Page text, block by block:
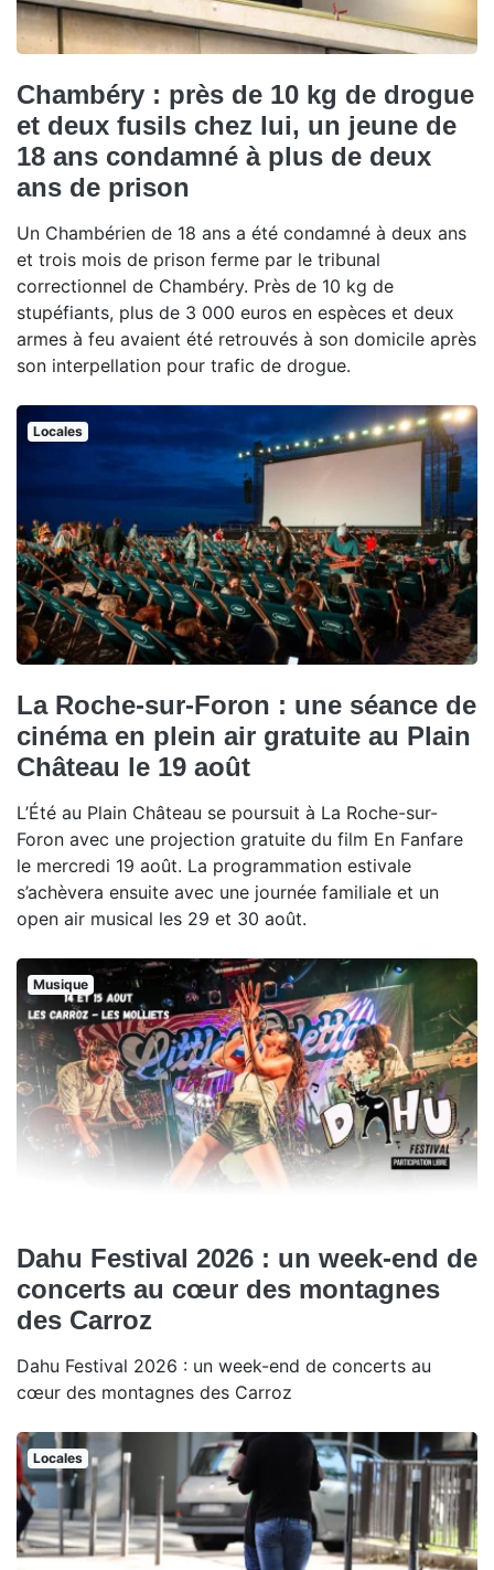
Chambéry : près de 10 kg de drogue
et deux fusils chez lui, un jeune de
18 ans condamné à plus de deux
ans de prison
Un Chambérien de 18 ans a été condamné à deux ans
et trois mois de prison ferme par le tribunal
correctionnel de Chambéry. Près de 10 kg de
stupéfiants, plus de 3 000 euros en espèces et deux
armes à feu avaient été retrouvés à son domicile après
son interpellation pour trafic de drogue.
Locales
La Roche-sur-Foron : une séance de
cinéma en plein air gratuite au Plain
Château le 19 août
L’Été au Plain Château se poursuit à La Roche-sur-
Foron avec une projection gratuite du film En Fanfare
le mercredi 19 août. La programmation estivale
s’achèvera ensuite avec une journée familiale et un
open air musical les 29 et 30 août.
Musique
Dahu Festival 2026 : un week-end de
concerts au cœur des montagnes
des Carroz
Dahu Festival 2026 : un week-end de concerts au
cœur des montagnes des Carroz
Locales